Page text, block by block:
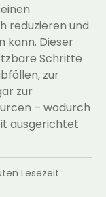
reduzieren und
kann. Dieser
Schritte
zur
zur
– wodurch
ausgerichtet
Lesezeit